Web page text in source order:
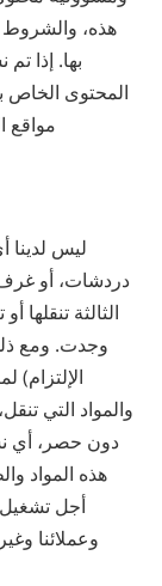
هذه، والشروط
بها. إذا
المحتوى
مواقع
ليس لدينا
دردشات، أو غرف
الثالثة تنقلها
وجدت. ومع
الإلتزام)
والمواد التي
دون حصر، أي
هذه المواد
أجل تشغيل
وعملائنا